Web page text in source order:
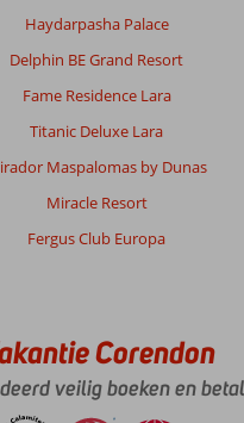
Haydarpasha Palace
Delphin BE Grand Resort
Fame Residence Lara
Titanic Deluxe Lara
Maspalomas by Dunas
Miracle Resort
Fergus Club Europa
Corendon
veilig boeken en